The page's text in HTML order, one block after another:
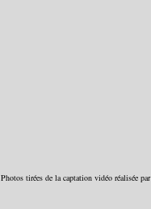
Photos tirées de la captation vidéo réalisée